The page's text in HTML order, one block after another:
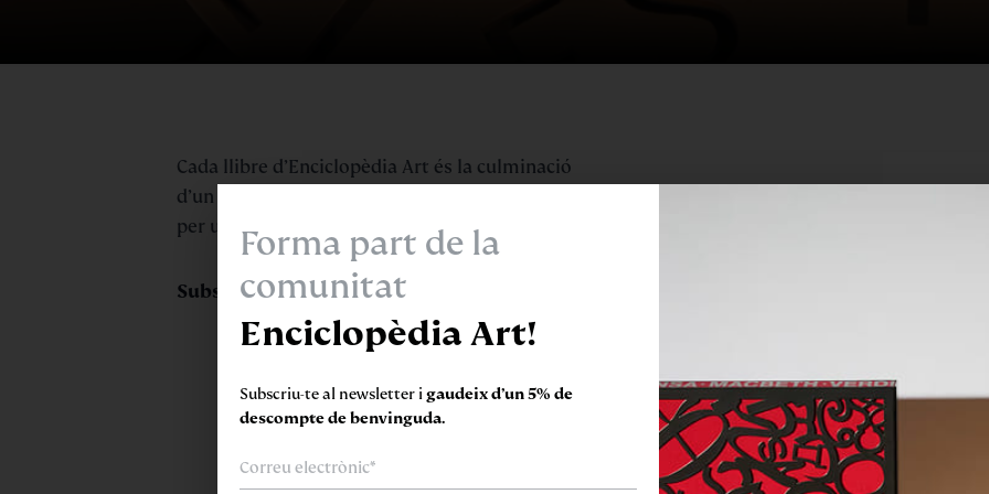
Cada llibre d’Enciclopèdia Art és la culminació
d’un projecte ambiciós, rigorós i delicat dirigit
per un reconegut expert de la temàtica tractada.
Subscriu-te al butlletí d’Enciclopèdia Art.
Forma part de la
comunitat
Enciclopèdia Art!
Subscriu-te al newsletter i gaudeix d’un 5% de
descompte de benvinguda.